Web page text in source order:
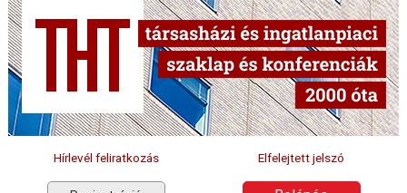
Hírlevél feliratkozás Elfelejtett jelszó